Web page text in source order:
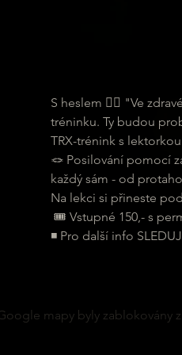
S heslem 🏋‍♀ "Ve
tréninku. Ty budou
TRX-trénink s
🪢 Posilování pomocí
každý sám - od
Na lekci si přineste
🎟 Vstupné 150,- s
◾ Pro další info
mapy byly zablokovány